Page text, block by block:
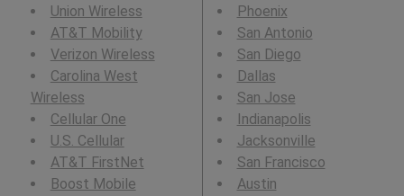
Union Wireless
AT&T Mobility
Verizon Wireless
Carolina West
Wireless
Cellular One
U.S. Cellular
AT&T FirstNet
Boost Mobile
Phoenix
San Antonio
San Diego
Dallas
San Jose
Indianapolis
Jacksonville
San Francisco
Austin